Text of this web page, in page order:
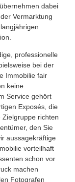
dabei
Vermarktung
professionelle
bei der
Immobilie fair
keine
Service gehört
Exposés, die
richten
den Sie
aussagekräftige
vorteilhaft
schon vor
machen
Fotografen